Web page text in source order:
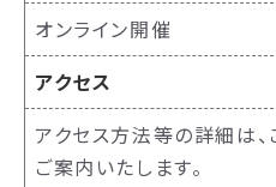
オンライン開催
アクセス
アクセス方法等の詳細は
ご案内いたします。